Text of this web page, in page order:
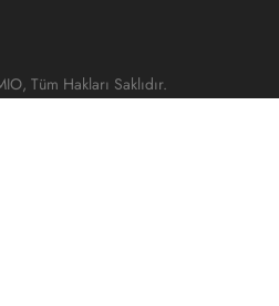
Tüm Hakları Saklıdır.